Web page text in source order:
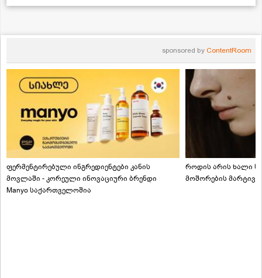
sponsored by ContentRoom
ფერმენტირებული ინგრედიენტები კანის
მოვლაში - კორეული ინოვაციური ბრენდი
Manyo საქართველოშია
როდის არის ხალი
მოშორების